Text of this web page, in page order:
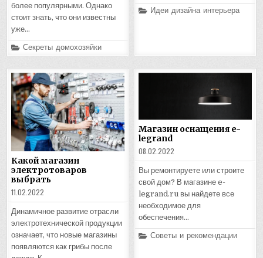
более популярными. Однако
стоит знать, что они известны
уже…
Posted
in
Секреты домохозяйки
Posted
in
Идеи дизайна интерьера
Какой магазин
электротоваров
выбрать
11.02.2022
Динамичное развитие отрасли
электротехнической продукции
означает, что новые магазины
появляются как грибы после
Магазин оснащения e-
legrand
08.02.2022
Вы ремонтируете или строите
свой дом? В магазине e-
legrand.ru вы найдете все
необходимое для
обеспечения…
Posted
Советы и рекомендации